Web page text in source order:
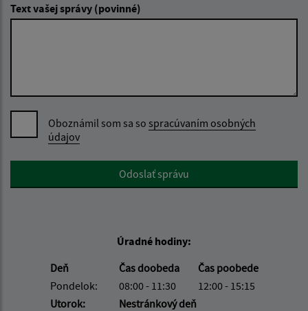
Text vašej správy (povinné)
Oboznámil som sa so spracúvaním osobných
údajov
Google reCaptcha ResponseOdoslať správu
Úradné hodiny:
Deň
Čas doobeda
Čas poobede
Pondelok:
08:00 - 11:30
12:00 - 15:15
Utorok:
Nestránkový deň